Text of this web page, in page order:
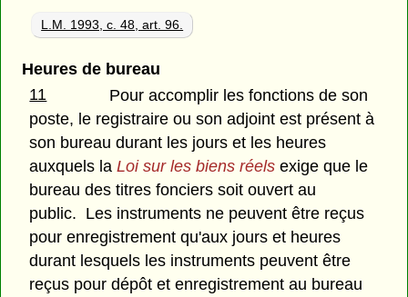
L.M. 1993, c. 48, art. 96.
Heures de bureau
11
Pour accomplir les fonctions de son
poste, le registraire ou son adjoint est présent à
son bureau durant les jours et les heures
auxquels laLoi sur les biens réels exige que le
bureau des titres fonciers soit ouvert au
public. Les instruments ne peuvent être reçus
pour enregistrement qu'aux jours et heures
durant lesquels les instruments peuvent être
reçus pour dépôt et enregistrement au bureau